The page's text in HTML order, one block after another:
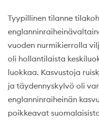
Tyypillinen tilanne
vuoden nurmikierrolla
oli hollantilaista
luokkaa. Kasvustoja
ja täydennyskylvö oli
englanninraiheinän
poikkeavat